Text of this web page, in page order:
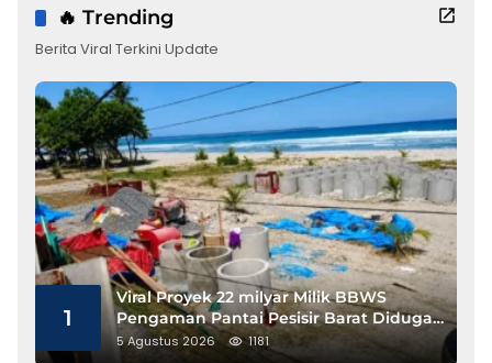
🔥 Trending
Berita Viral Terkini Update
1
Viral Proyek 22 milyar Milik BBWS
Pengaman Pantai Pesisir Barat Diduga
Gunakan Besi Banci
5 Agustus 2026 1181